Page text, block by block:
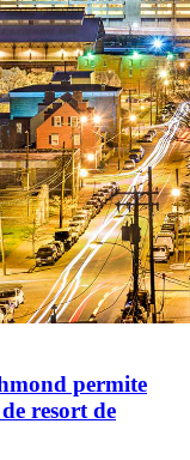
permite
resort de